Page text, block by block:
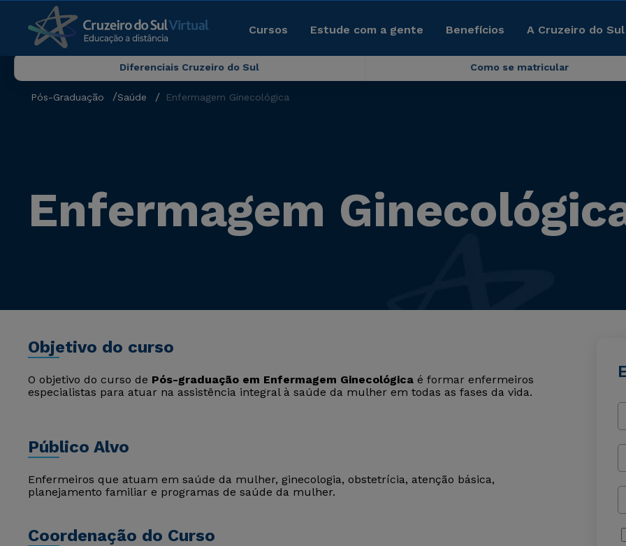
Cursos Estude com a gente Benefícios A Cruzeiro do
Diferenciais Cruzeiro do Sul Como se matricular
Pós-Graduação Saúde Enfermagem Ginecológica
Enfermagem
Objetivo do curso
O objetivo do curso de Pós-graduação em Enfermagem Ginecológica é formar enfermeiros
especialistas para atuar na assistência integral à saúde da mulher em todas as fases da vida.
Público Alvo
Enfermeiros que atuam em saúde da mulher, ginecologia, obstetrícia, atenção básica,
planejamento familiar e programas de saúde da mulher.
Coordenação do Curso